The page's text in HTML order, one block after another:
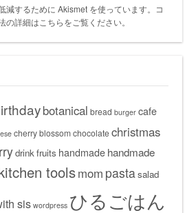
減するために Akismet を使っています。
コ
の詳細はこちらをご覧ください。
botanical bread burger cafe
cherry blossomchocolatechristmas
drinkfruits handmade handmade
toolsmom pastasalad
siswordpress ひるごはん